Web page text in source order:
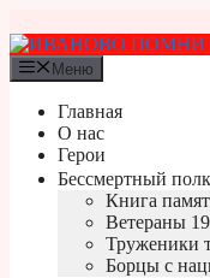
к
содержимому
Меню
Главная
О нас
Герои
Бессмертный полк
Книга
Ветераны
Труженики
Борцы с